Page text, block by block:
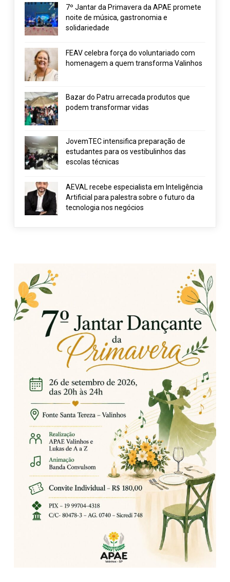
7º Jantar da Primavera da APAE promete
noite de música, gastronomia e
solidariedade
FEAV celebra força do voluntariado com
homenagem a quem transforma Valinhos
Bazar do Patru arrecada produtos que
podem transformar vidas
JovemTEC intensifica preparação de
estudantes para os vestibulinhos das
escolas técnicas
AEVAL recebe especialista em Inteligência
Artificial para palestra sobre o futuro da
tecnologia nos negócios